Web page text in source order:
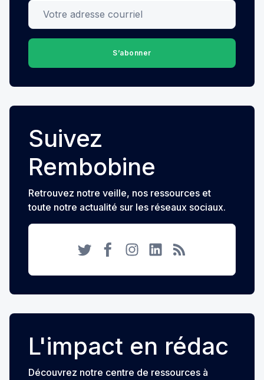
Votre adresse courriel
S’abonner
Suivez
Rembobine
Retrouvez notre veille, nos ressources et
toute notre actualité sur les réseaux sociaux.
L'impact en rédac
Découvrez notre centre de ressources à